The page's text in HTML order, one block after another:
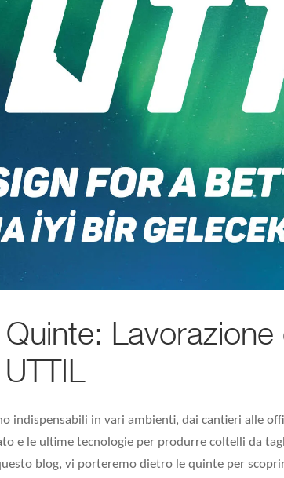
Lavorazione
indispensabili in vari ambienti, dai cantieri alle
e le ultime tecnologie per produrre coltelli da
blog, vi porteremo dietro le quinte per